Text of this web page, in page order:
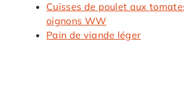
Cuisses de poulet aux
oignons WW
Pain de viande léger